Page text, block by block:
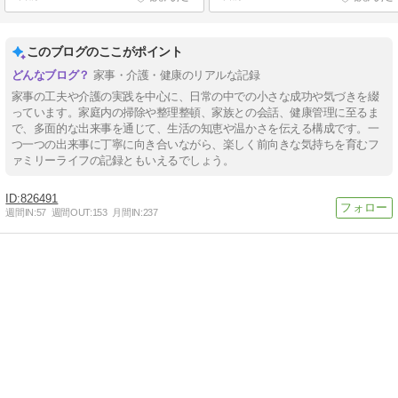
このブログのここがポイント
家事・介護・健康のリアルな記録
家事の工夫や介護の実践を中心に、日常の中での小さな成功や気づきを綴
っています。家庭内の掃除や整理整頓、家族との会話、健康管理に至るま
で、多面的な出来事を通じて、生活の知恵や温かさを伝える構成です。一
つ一つの出来事に丁寧に向き合いながら、楽しく前向きな気持ちを育むフ
ァミリーライフの記録ともいえるでしょう。
826491
週間IN:57 週間OUT:153 月間IN:237